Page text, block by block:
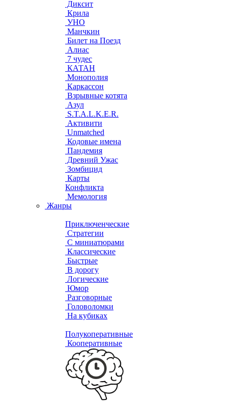
Диксит
Крила
УНО
Манчкин
Билет на Поезд
Алиас
7 чудес
КАТАН
Монополия
Каркассон
Взрывные котята
Азул
S.T.A.L.K.E.R.
Активити
Unmatched
Кодовые имена
Пандемия
Древний Ужас
Зомбицид
Карты
Конфликта
Мемология
Жанры
Приключенческие
Стратегии
С миниатюрами
Классические
Быстрые
В дорогу
Логические
Юмор
Разговорные
Головоломки
На кубиках
Полукоперативные
Кооперативные